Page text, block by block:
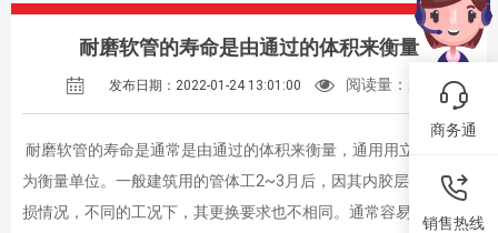
耐磨软管的寿命是由通过的体积来衡量
发布日期：2022-01-24 13:01:00 阅读量：
耐磨软管的寿命是通常是由通过的体积来衡量，通用用立方米作
为衡量单位。一般建筑用的管体工2~3月后，因其内胶层会出现磨
损情况，不同的工况下，其更换要求也不相同。通常容易出现磨损
商务通
销售热线